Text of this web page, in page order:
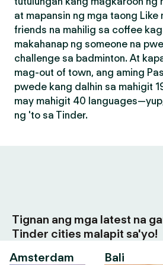
at mapansin ng mga taong Like
friends na mahilig sa coffee
makahanap ng someone na
challenge sa badminton. At
mag-out of town, ang aming
pwede kang dalhin sa mahigit
may mahigit 40
ng 'to sa Tinder.
Tignan ang mga latest na
Tinder cities malapit sa'yo!
Amsterdam
Bali